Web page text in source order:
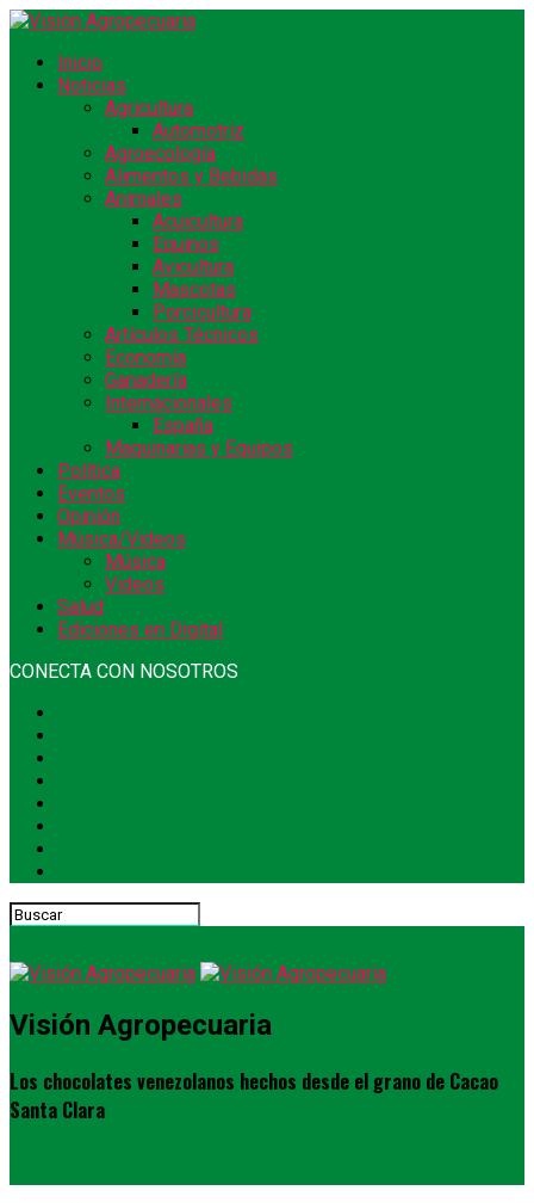
Inicio
Noticias
Agricultura
Automotriz
Agroecología
Alimentos y Bebidas
Animales
Acuicultura
Equinos
Avicultura
Mascotas
Porcicultura
Artículos Técnicos
Economía
Ganadería
Internacionales
España
Maquinarias y Equipos
Política
Eventos
Opinión
Música/Videos
Música
Videos
Salud
Ediciones en Digital
CONECTA CON NOSOTROS
Visión Agropecuaria
Los chocolates venezolanos hechos desde el grano de Cacao
Santa Clara